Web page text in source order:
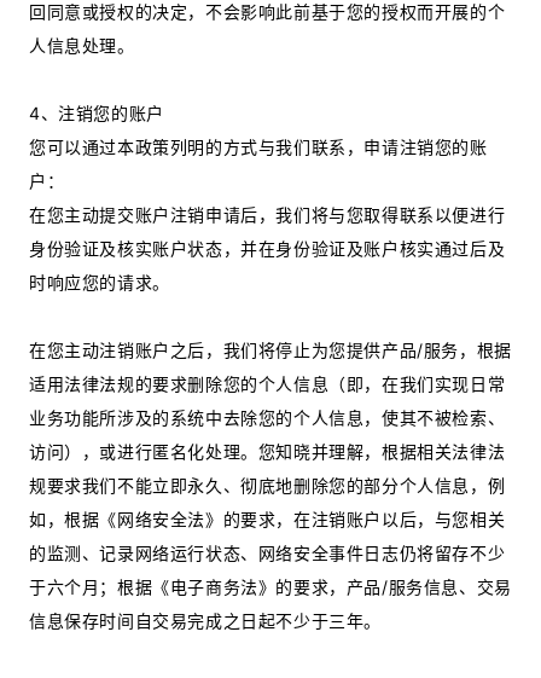
回同意或授权的决定，不会影响此前基于您的授权而开展的个
人信息处理。
4、注销您的账户
您可以通过本政策列明的方式与我们联系，申请注销您的账
户：
在您主动提交账户注销申请后，我们将与您取得联系以便进行
身份验证及核实账户状态，并在身份验证及账户核实通过后及
时响应您的请求。
在您主动注销账户之后，我们将停止为您提供产品/服务，根据
适用法律法规的要求删除您的个人信息（即，在我们实现日常
业务功能所涉及的系统中去除您的个人信息，使其不被检索、
访问），或进行匿名化处理。您知晓并理解，根据相关法律法
规要求我们不能立即永久、彻底地删除您的部分个人信息，例
如，根据《网络安全法》的要求，在注销账户以后，与您相关
的监测、记录网络运行状态、网络安全事件日志仍将留存不少
于六个月；根据《电子商务法》的要求，产品/服务信息、交易
信息保存时间自交易完成之日起不少于三年。